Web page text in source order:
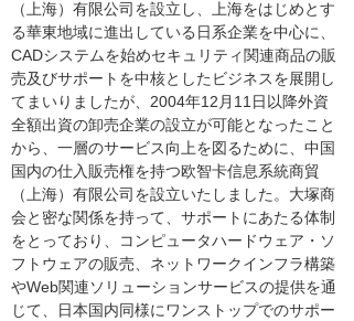
（上海）有限公司を設立し、上海をはじめとす
る華東地域に進出している日系企業を中心に、
CADシステムを始めセキュリティ関連商品の販
売及びサポートを中核としたビジネスを展開し
てまいりましたが、2004年12月11日以降外資
全額出資の卸売企業の設立が可能となったこと
から、一層のサービス向上を図るために、中国
国内の仕入販売権を持つ欧智卡信息系統商貿
（上海）有限公司を設立いたしました。大塚商
会と密な関係を持って、サポートにあたる体制
をとっており、コンピュータハードウェア・ソ
フトウェアの販売、ネットワークインフラ構築
やWeb関連ソリューションサービスの提供を通
じて、日本国内同様にワンストップでのサポー